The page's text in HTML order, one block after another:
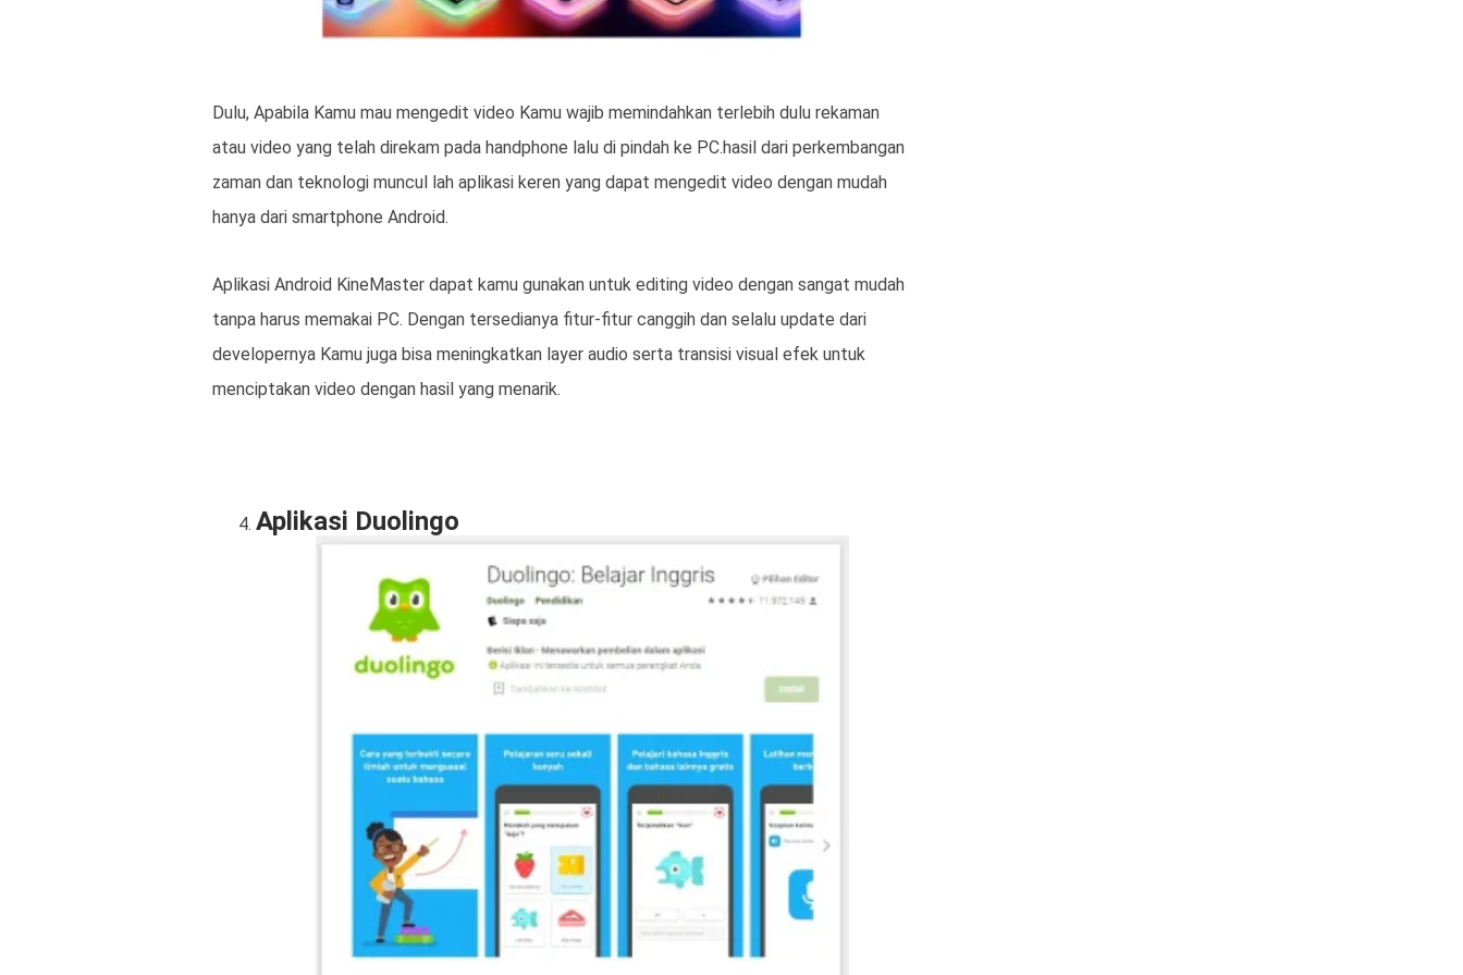
Dulu, Apabila Kamu mau mengedit video Kamu wajib memindahkan terlebih dulu rekaman
atau video yang telah direkam pada handphone lalu di pindah ke PC.hasil dari perkembangan
zaman dan teknologi muncul lah aplikasi keren yang dapat mengedit video dengan mudah
hanya dari smartphone Android.
Aplikasi Android KineMaster dapat kamu gunakan untuk editing video dengan sangat mudah
tanpa harus memakai PC. Dengan tersedianya fitur-fitur canggih dan selalu update dari
developernya Kamu juga bisa meningkatkan layer audio serta transisi visual efek untuk
menciptakan video dengan hasil yang menarik.
Aplikasi Duolingo